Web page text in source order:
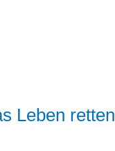
Leben retten